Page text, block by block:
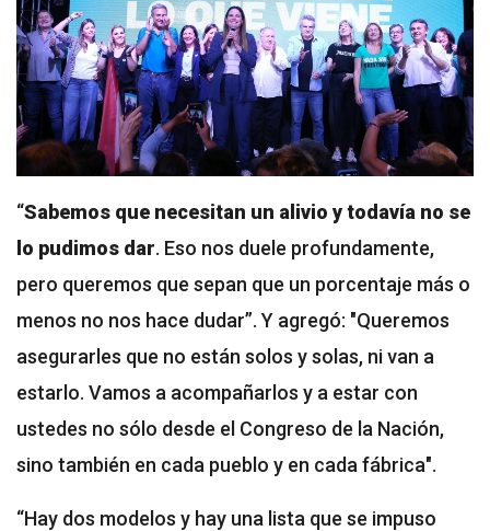
“Sabemos que necesitan un alivio y todavía no se
lo pudimos dar. Eso nos duele profundamente,
pero queremos que sepan que un porcentaje más o
menos no nos hace dudar”. Y agregó: "Queremos
asegurarles que no están solos y solas, ni van a
estarlo. Vamos a acompañarlos y a estar con
ustedes no sólo desde el Congreso de la Nación,
sino también en cada pueblo y en cada fábrica".
“Hay dos modelos y hay una lista que se impuso